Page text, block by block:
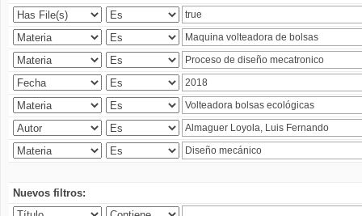
Nuevos filtros: